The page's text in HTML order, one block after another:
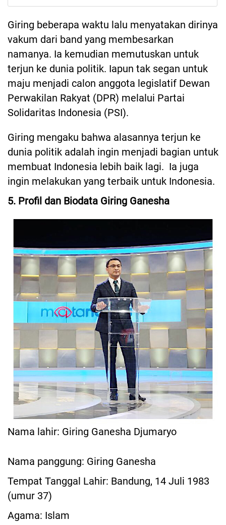
Giring beberapa waktu lalu menyatakan dirinya
vakum dari band yang membesarkan
namanya. Ia kemudian memutuskan untuk
terjun ke dunia politik. Iapun tak segan untuk
maju menjadi calon anggota legislatif Dewan
Perwakilan Rakyat (DPR) melalui Partai
Solidaritas Indonesia (PSI).
Giring mengaku bahwa alasannya terjun ke
dunia politik adalah ingin menjadi bagian untuk
membuat Indonesia lebih baik lagi. Ia juga
ingin melakukan yang terbaik untuk Indonesia.
5. Profil dan Biodata Giring Ganesha
Nama lahir: Giring Ganesha Djumaryo
Nama panggung: Giring Ganesha
Tempat Tanggal Lahir: Bandung, 14 Juli 1983
(umur 37)
Agama: Islam